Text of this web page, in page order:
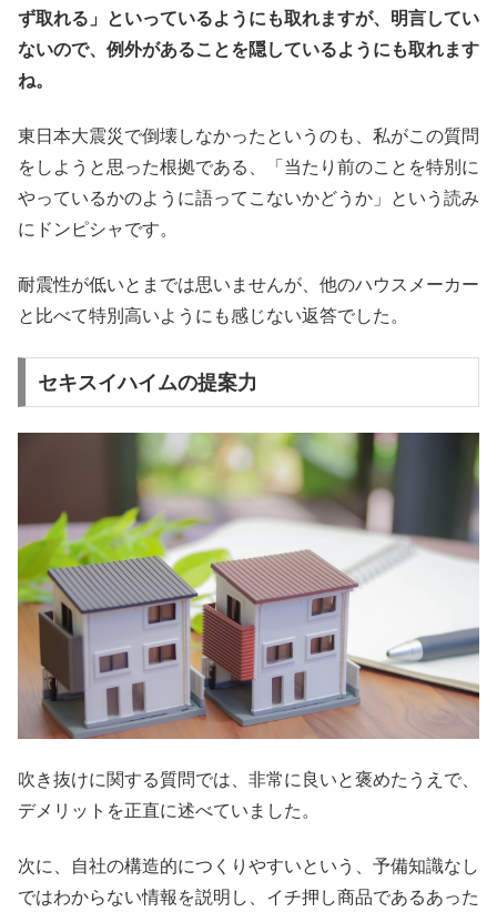
ず取れる」といっているようにも取れますが、明言してい
ないので、例外があることを隠しているようにも取れます
ね。
東日本大震災で倒壊しなかったというのも、私がこの質問
をしようと思った根拠である、「当たり前のことを特別に
やっているかのように語ってこないかどうか」という読み
にドンピシャです。
耐震性が低いとまでは思いませんが、他のハウスメーカー
と比べて特別高いようにも感じない返答でした。
セキスイハイムの提案力
吹き抜けに関する質問では、非常に良いと褒めたうえで、
デメリットを正直に述べていました。
次に、自社の構造的につくりやすいという、予備知識なし
ではわからない情報を説明し、イチ押し商品であるあった